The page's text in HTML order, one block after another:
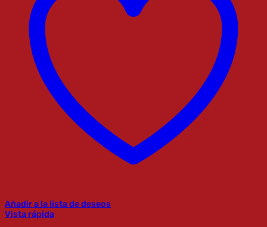
Añadir a la lista de deseos
Vista rápida